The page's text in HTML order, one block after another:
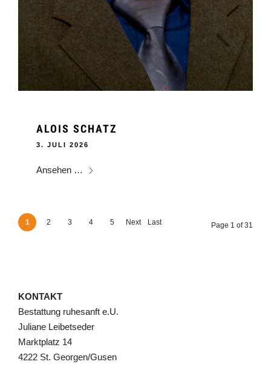
ALOIS SCHATZ
3. JULI 2026
Ansehen …
1 2 3 4 5 Next Last Page 1 of 31
KONTAKT
Bestattung ruhesanft e.U.
Juliane Leibetseder
Marktplatz 14
4222 St. Georgen/Gusen